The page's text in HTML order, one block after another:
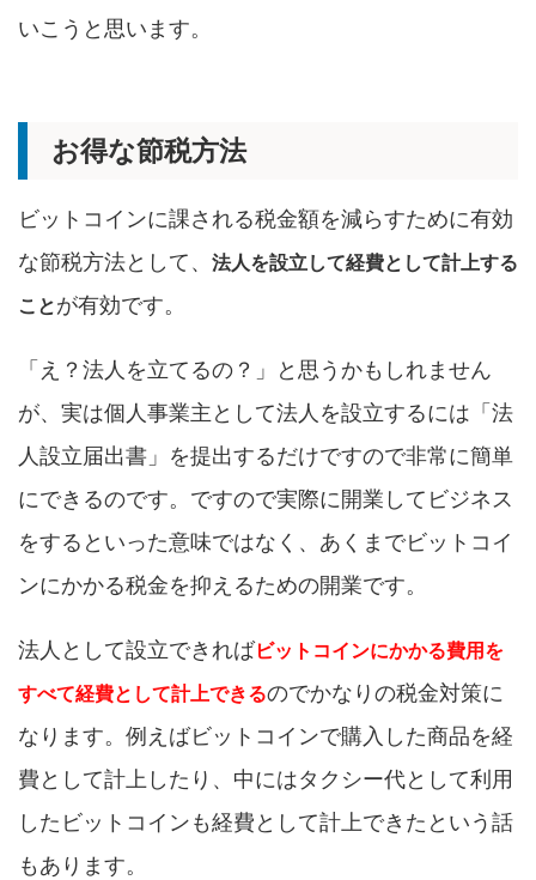
いこうと思います。
お得な節税方法
ビットコインに課される税金額を減らすために有効
な節税方法として、 法人を設立して経費として計上する
ことが有効です。
「え？法人を立てるの？」と思うかもしれません
が、実は個人事業主として法人を設立するには「法
人設立届出書」を提出するだけですので非常に簡単
にできるのです。ですので実際に開業してビジネス
をするといった意味ではなく、あくまでビットコイ
ンにかかる税金を抑えるための開業です。
法人として設立できればビットコインにかかる費用を
すべて経費として計上できるのでかなりの税金対策に
なります。例えばビットコインで購入した商品を経
費として計上したり、中にはタクシー代として利用
したビットコインも経費として計上できたという話
もあります。